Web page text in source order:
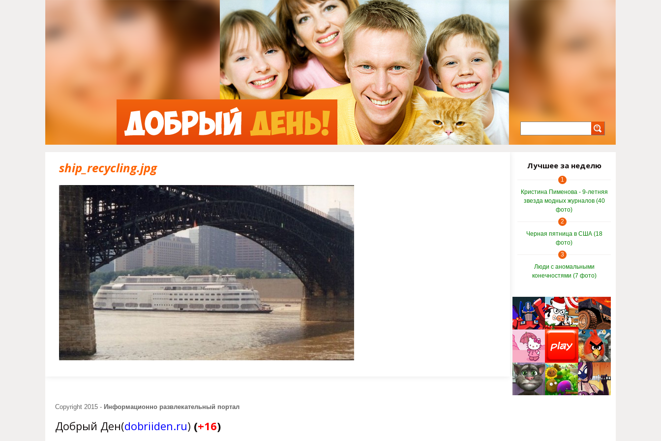
Jump to Navigation
ship_recycling.jpg Лучшее за неделю
1
Кристина Пименова - 9-летняя
звезда модных журналов (40
фото)
2
Черная пятница в США (18
фото)
3
Люди с аномальными
конечностями (7 фото)
Copyright 2015 - Информационно развлекательный портал
Добрый Ден(dobriiden.ru) (+16)